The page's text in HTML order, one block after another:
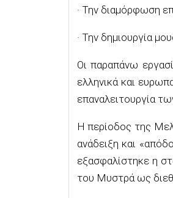
· Την διαμόρφωση
· Την δημιουργία
Οι παραπάνω
ελληνικά και
επαναλειτουργία
Η περίοδος της
ανάδειξη και
εξασφαλίστηκε η
του Μυστρά ως